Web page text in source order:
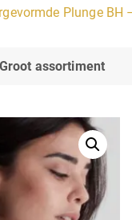
Plunge BH
Groot assortiment